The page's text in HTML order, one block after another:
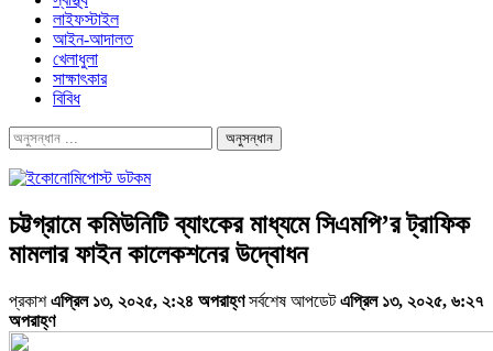
লাইফস্টাইল
আইন-আদালত
খেলাধুলা
সাক্ষাৎকার
বিবিধ
চট্টগ্রামে কমিউনিটি ব্যাংকের মাধ্যমে সিএমপি’র ট্রাফিক
মামলার ফাইন কালেকশনের উদ্বোধন
প্রকাশএপ্রিল ১৩, ২০২৫, ২:২৪ অপরাহ্ণ সর্বশেষ আপডেটএপ্রিল ১৩, ২০২৫, ৬:২৭
অপরাহ্ণ